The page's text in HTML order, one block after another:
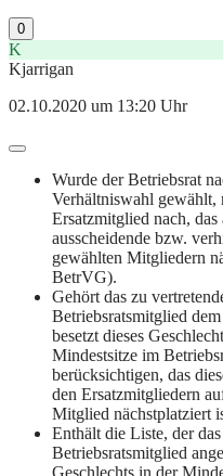
0
K
Kjarrigan
02.10.2020 um 13:20 Uhr
Wurde der Betriebsrat
Verhältniswahl gewählt,
Ersatzmitglied nach,
ausscheidende bzw.
gewählten Mitgliedern
BetrVG).
Gehört das zu
Betriebsratsmitglied
besetzt dieses
Mindestsitze im
berücksichtigen, das
den Ersatzmitgliedern
Mitglied nächstplatziert
Enthält die Liste, der
Betriebsratsmitglied
Geschlechts in der